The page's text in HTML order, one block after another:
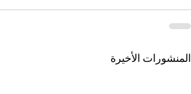
المنشورات الأخيرة